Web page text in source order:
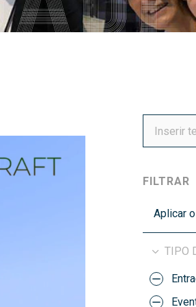
e Máster en
títulos
FILTRAR
Aplicar
TIPO